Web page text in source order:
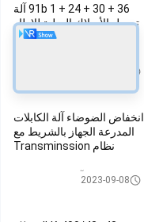
91b 1 + 24 + 30 + 36 آلة
تجديل الأسلاك الصلبة للإطار
مع وظيفة التدريع
انخفاض الضوضاء آلة الكابلات
المدرعة الجهاز بالشريط مع
نظام Transminssion
آلة الكابل المدرعة2023-09-08